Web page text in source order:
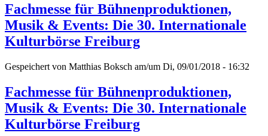
Fachmesse für Bühnenproduktionen,
Musik & Events: Die 30. Internationale
Kulturbörse Freiburg
Gespeichert von Matthias Boksch am/um Di, 09/01/2018 - 16:32
Fachmesse für Bühnenproduktionen,
Musik & Events: Die 30. Internationale
Kulturbörse Freiburg